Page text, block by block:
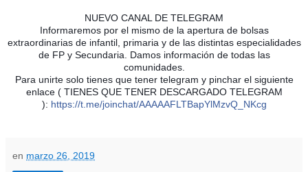
NUEVO CANAL DE TELEGRAM
Informaremos por el mismo de la apertura de bolsas
extraordinarias de infantil, primaria y de las distintas especialidades
de FP y Secundaria. Damos información de todas las
comunidades.
Para unirte solo tienes que tener telegram y pinchar el siguiente
enlace ( TIENES QUE TENER DESCARGADO TELEGRAM
): https://t.me/joinchat/AAAAAFLTBapYlMzvQ_NKcg
en marzo 26, 2019